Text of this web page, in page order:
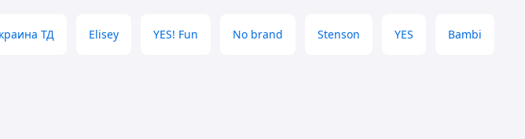
ТД Elisey YES! Fun No brand Stenson YES Bambi